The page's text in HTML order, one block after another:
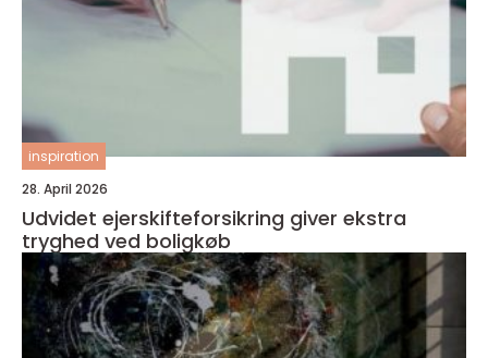
inspiration
28. April 2026
Udvidet ejerskifteforsikring giver ekstra
tryghed ved boligkøb